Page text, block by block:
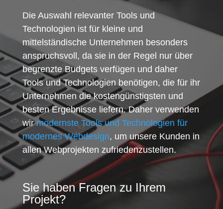
Die Auswahl relevanter Tools und
Technologien ist für kleine und
mittelständische Unternehmen besonders
anspruchsvoll, da sie in der Regel nur über
begrenzte Budgets verfügen und daher
Tools und Technologien benötigen, die für ihr
Unternehmen die kostengünstigsten und
besten Ergebnisse liefern. Daher verwenden
wirmodernste Tools und Technologien für
modernes Webdesign, um unsere Kunden in
allen Webprojekten zufriedenzustellen.
Sie haben Fragen zu Ihrem
Projekt?